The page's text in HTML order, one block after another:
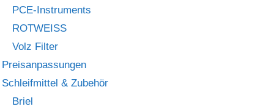
PCE-Instruments
ROTWEISS
Volz Filter
Preisanpassungen
Schleifmittel & Zubehör
Briel